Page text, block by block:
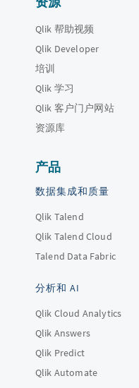
Qlik 帮助视频
Qlik Developer
培训
Qlik 学习
Qlik 客户门户网站
资源库
产品
数据集成和质量
Qlik Talend
Qlik Talend Cloud
Talend Data Fabric
分析和 AI
Qlik Cloud Analytics
Qlik Answers
Qlik Predict
Qlik Automate